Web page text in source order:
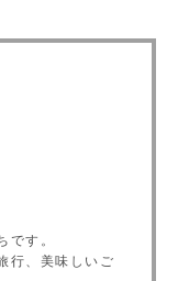
です。
行、美味しいご